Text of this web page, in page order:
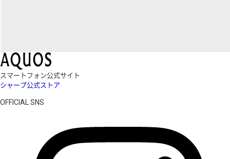
スマートフォン公式サイト
シャープ公式ストア
OFFICIAL SNS